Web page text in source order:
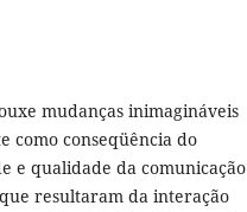
mudanças inimagináveis
como conseqüência do
e qualidade da comunicação
resultaram da interação